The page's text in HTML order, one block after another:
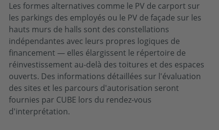
Les formes alternatives comme le PV de carport sur
les parkings des employés ou le PV de façade sur les
hauts murs de halls sont des constellations
indépendantes avec leurs propres logiques de
financement — elles élargissent le répertoire de
réinvestissement au-delà des toitures et des espaces
ouverts. Des informations détaillées sur l'évaluation
des sites et les parcours d'autorisation seront
fournies par CUBE lors du rendez-vous
d'interprétation.